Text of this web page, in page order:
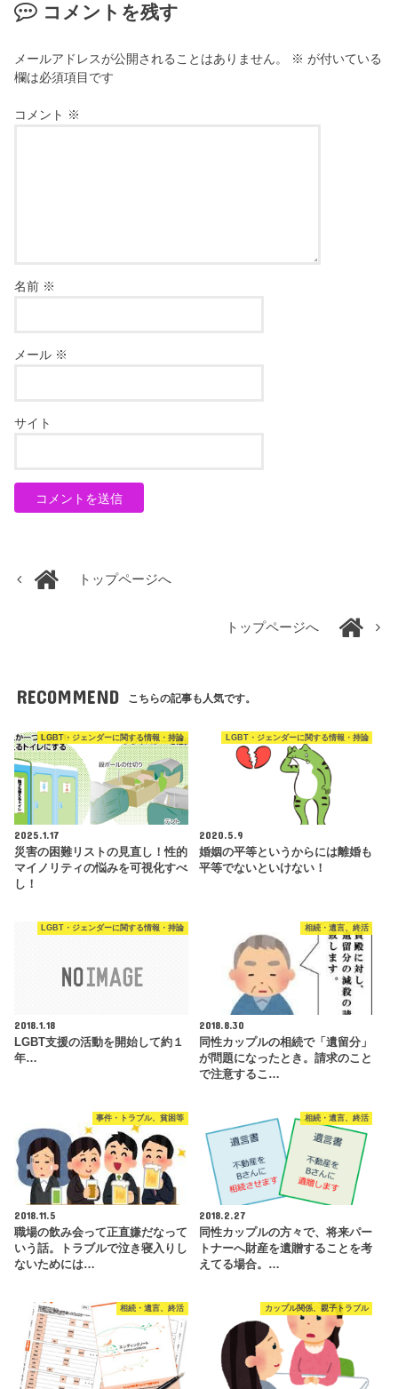
コメントを残す
メールアドレスが公開されることはありません。 ※ が付いている
欄は必須項目です
コメント ※
名前 ※
メール ※
サイト
トップページへ
トップページへ
RECOMMEND こちらの記事も人気です。
LGBT・ジェンダーに関する情報・持論
2025.1.17
災害の困難リストの見直し！性的
マイノリティの悩みを可視化すべ
し！
LGBT・ジェンダーに関する情報・持論
2020.5.9
婚姻の平等というからには離婚も
平等でないといけない！
LGBT・ジェンダーに関する情報・持論
2018.1.18
LGBT支援の活動を開始して約１
年…
相続・遺言、終活
2018.8.30
同性カップルの相続で「遺留分」
が問題になったとき。請求のこと
で注意するこ…
事件・トラブル、貧困等
2018.11.5
職場の飲み会って正直嫌だなって
いう話。トラブルで泣き寝入りし
ないためには…
相続・遺言、終活
2018.2.27
同性カップルの方々で、将来パー
トナーへ財産を遺贈することを考
えてる場合。…
相続・遺言、終活 カップル関係、親子トラブル